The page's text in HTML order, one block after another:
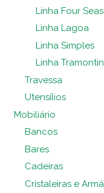
Linha Four
Linha Lagoa
Linha Simples
Linha
Travessa
Utensílios
Mobiliário
Bancos
Bares
Cadeiras
Cristaleiras e